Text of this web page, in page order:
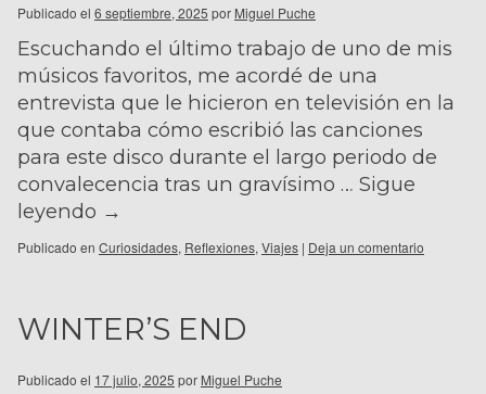
Publicado el 6 septiembre, 2025 por Miguel Puche
Escuchando el último trabajo de uno de mis
músicos favoritos, me acordé de una
entrevista que le hicieron en televisión en la
que contaba cómo escribió las canciones
para este disco durante el largo periodo de
convalecencia tras un gravísimo … Sigue
leyendo →
Publicado en Curiosidades, Reflexiones, Viajes | Deja un comentario
WINTER’S END
Publicado el 17 julio, 2025 por Miguel Puche